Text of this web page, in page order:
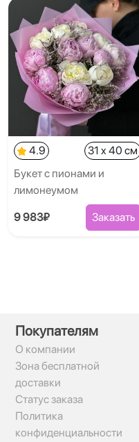
4.9
31 x 40 см
Букет с пионами и
лимонеумом
9 983₽ Заказать
Покупателям
О компании
Зона бесплатной
доставки
Статус заказа
Политика
конфиденциальности